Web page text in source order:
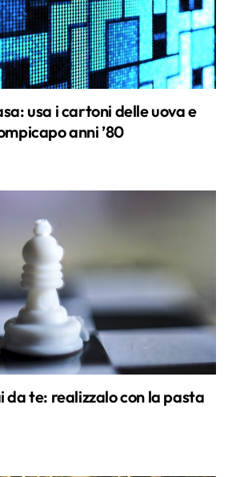
usa i cartoni delle uova e
anni ’80
da te: realizzalo con la pasta